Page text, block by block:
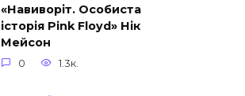
«Навиворіт. Особиста
історія Pink Floyd» Нік
Мейсон
0 1.3к.